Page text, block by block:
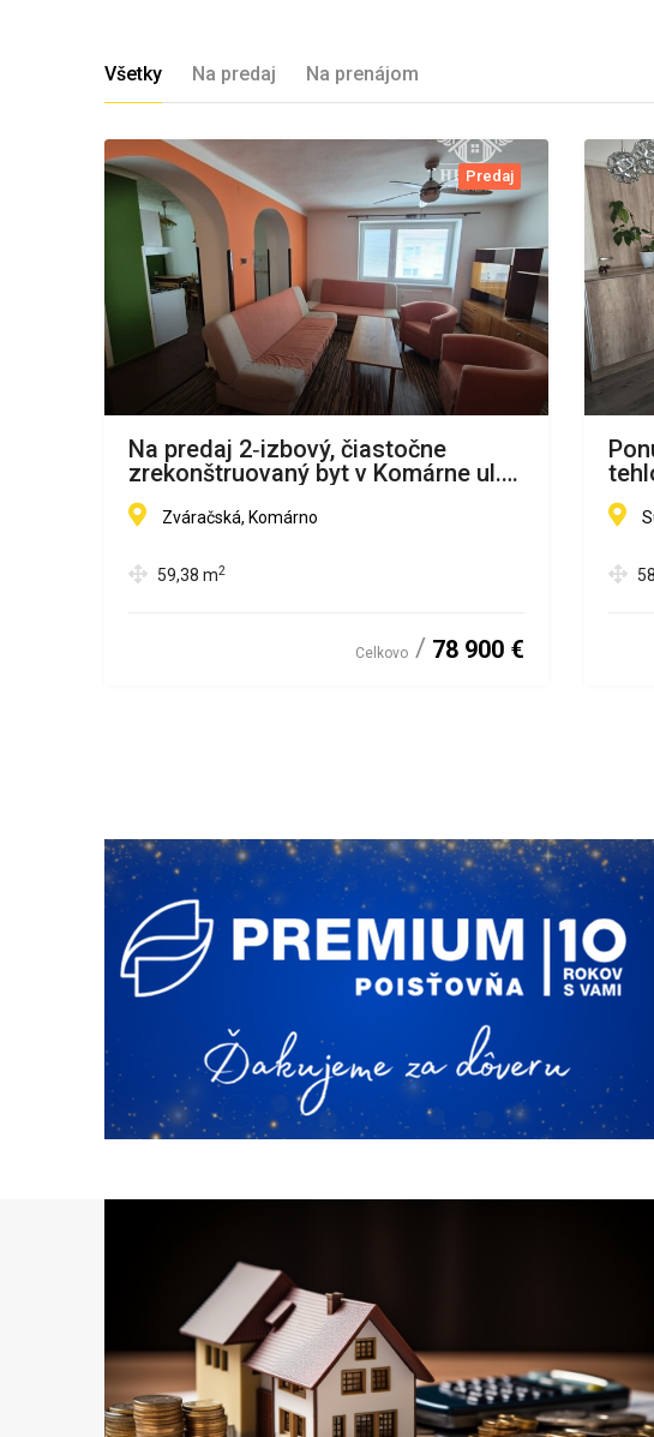
Všetky Na predaj Na prenájom
Predaj
Na predaj 2‑izbový, čiastočne
zrekonštruovaný byt v Komárne ul.
Zváračská
Zváračská, Komárno
59,38 m2
Celkovo 78 900 €
58